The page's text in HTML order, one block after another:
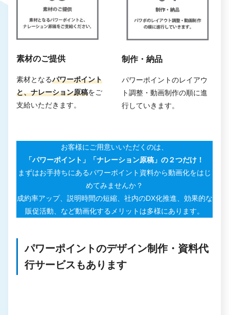
素材のご提供
素材となるパワーポイント
と、ナレーション原稿をご
支給いただきます。
制作・納品
パワーポイントのレイアウ
ト調整・動画制作の順に進
行していきます。
お客様にご用意いいただくのは、
「パワーポイント」「ナレーション原稿」の２つだけ！
まずはお手持ちにあるパワーポイント資料から動画化をはじ
めてみませんか？
成約率アップ、説明時間の短縮、社内のDX化推進、効果的な
販促活動、など動画化するメリットは多様にあります。
パワーポイントのデザイン制作・資料代
行サービスもあります